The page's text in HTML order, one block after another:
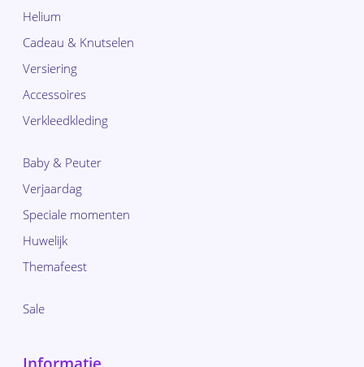
Helium
Cadeau & Knutselen
Versiering
Accessoires
Verkleedkleding
Baby & Peuter
Verjaardag
Speciale momenten
Huwelijk
Themafeest
Sale